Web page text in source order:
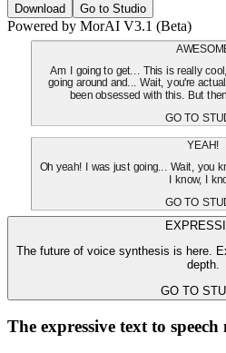
Download Go to Studio
Powered by MorAI V3.1 (Beta)
Am I going to get... This is really
going around and... Wait, you're
been obsessed with this. But
GO TO
YEAH!
Oh yeah! I was just going... Wait, you
I know, I
GO TO
The future of voice synthesis is here.
depth.
GO TO
The expressive text to speech